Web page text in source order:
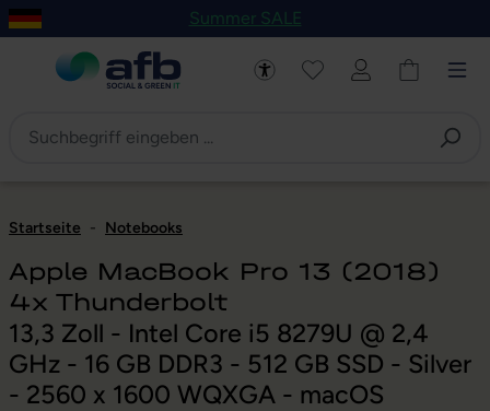
Hauptinhalt springen
Zur Navigation der B2B-Plattform springen
Summer SALE
Startseite - Notebooks
Apple MacBook Pro 13 (2018)
4x Thunderbolt
13,3 Zoll - Intel Core i5 8279U @ 2,4
GHz - 16 GB DDR3 - 512 GB SSD - Silver
- 2560 x 1600 WQXGA - macOS